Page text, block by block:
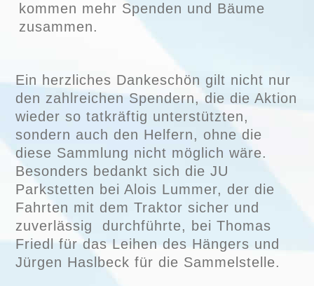
kommen mehr Spenden und Bäume
zusammen.
Ein herzliches Dankeschön gilt nicht nur
den zahlreichen Spendern, die die Aktion
wieder so tatkräftig unterstützten,
sondern auch den Helfern, ohne die
diese Sammlung nicht möglich wäre.
Besonders bedankt sich die JU
Parkstetten bei Alois Lummer, der die
Fahrten mit dem Traktor sicher und
zuverlässig durchführte, bei Thomas
Friedl für das Leihen des Hängers und
Jürgen Haslbeck für die Sammelstelle.